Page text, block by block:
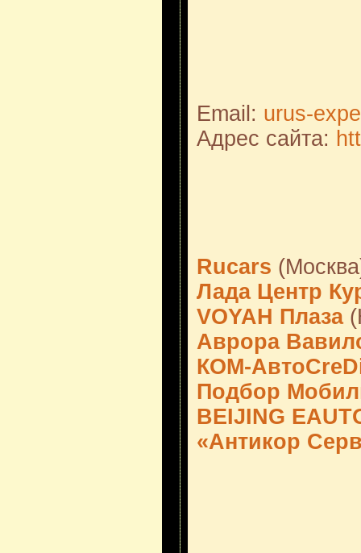
Email: urus-
Адрес сайта:
Rucars
Лада Центр
VOYAH Плаза
Аврора
КОМ-
Подбор
BEIJING
«Антикор